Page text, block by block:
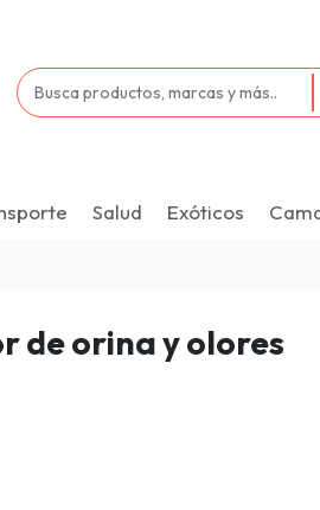
Salud Exóticos
de orina y olores